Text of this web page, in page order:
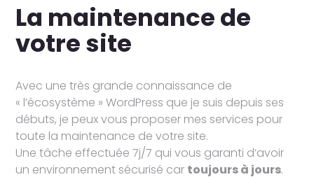
La maintenance de
votre site
Avec une très grande connaissance de
« l’écosystème » WordPress que je suis depuis ses
débuts, je peux vous proposer mes services pour
toute la maintenance de votre site.
Une tâche effectuée 7j/7 qui vous garanti d’avoir
un environnement sécurisé car toujours à jours.